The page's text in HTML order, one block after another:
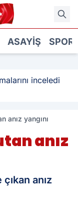
ASAYIŞ SPOR
inceledi
anız yangını
anız
anız